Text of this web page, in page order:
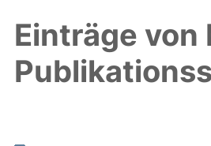
Einträge von